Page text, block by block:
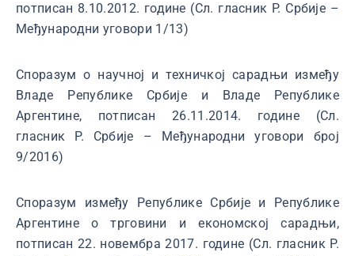
потписан 8.10.2012. године (Сл. гласник Р. Србије –
Међународни уговори 1/13)
Споразум о научној и техничкој сарадњи између
Владе Републике Србије и Владе Републике
Аргентине, потписан 26.11.2014. године (Сл.
гласник Р. Србије – Међународни уговори број
9/2016)
Споразум између Републике Србије и Републике
Аргентине о трговини и економској сарадњи,
потписан 22. новембра 2017. године (Сл. гласник Р.